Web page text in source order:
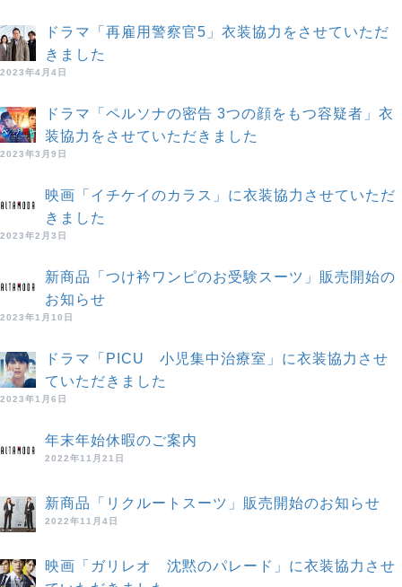
ドラマ「再雇用警察官5」衣装協力をさせていただ
きました
2023年4月4日
ドラマ「ペルソナの密告 3つの顔をもつ容疑者」衣
装協力をさせていただきました
2023年3月9日
映画「イチケイのカラス」に衣装協力させていただ
きました
2023年2月3日
新商品「つけ衿ワンピのお受験スーツ」販売開始の
お知らせ
2023年1月10日
ドラマ「PICU 小児集中治療室」に衣装協力させ
ていただきました
2023年1月6日
年末年始休暇のご案内
2022年11月21日
新商品「リクルートスーツ」販売開始のお知らせ
2022年11月4日
映画「ガリレオ 沈黙のパレード」に衣装協力させ